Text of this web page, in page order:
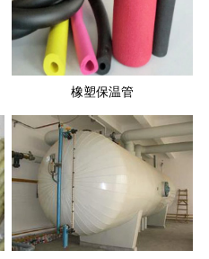
橡塑保温管